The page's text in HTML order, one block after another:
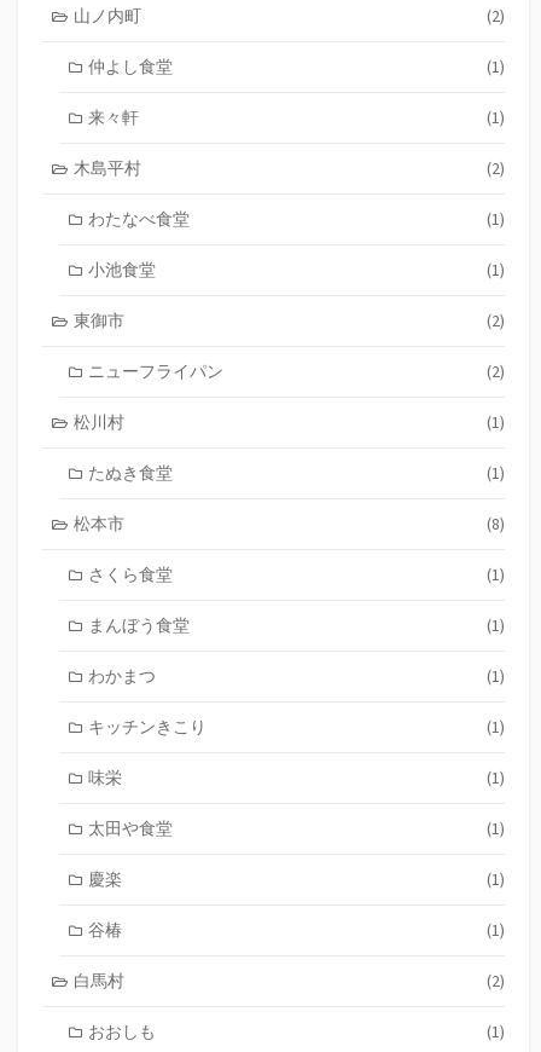
山ノ内町 (2)
仲よし食堂 (1)
来々軒 (1)
木島平村 (2)
わたなべ食堂 (1)
小池食堂 (1)
東御市 (2)
ニューフライパン (2)
松川村 (1)
たぬき食堂 (1)
松本市 (8)
さくら食堂 (1)
まんぼう食堂 (1)
わかまつ (1)
キッチンきこり (1)
味栄 (1)
太田や食堂 (1)
慶楽 (1)
谷椿 (1)
白馬村 (2)
おおしも (1)